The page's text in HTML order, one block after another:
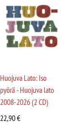
Huojuva Lato: Iso
pyörä - Huojuva lato
2008-2026 (2 CD)
22,90€